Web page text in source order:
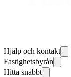
Hjälp och kontakt
Fastighetsbyrån
Hitta snabbt